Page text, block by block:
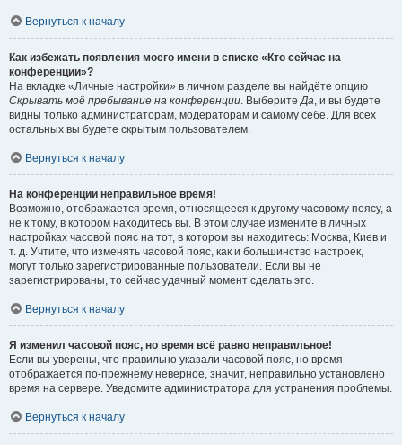
Вернуться к началу
Как избежать появления моего имени в списке «Кто сейчас на
конференции»?
На вкладке «Личные настройки» в личном разделе вы найдёте опцию
Скрывать моё пребывание на конференции . Выберите Да , и вы будете
видны только администраторам, модераторам и самому себе. Для всех
остальных вы будете скрытым пользователем.
Вернуться к началу
На конференции неправильное время!
Возможно, отображается время, относящееся к другому часовому поясу, а
не к тому, в котором находитесь вы. В этом случае измените в личных
настройках часовой пояс на тот, в котором вы находитесь: Москва, Киев и
т. д. Учтите, что изменять часовой пояс, как и большинство настроек,
могут только зарегистрированные пользователи. Если вы не
зарегистрированы, то сейчас удачный момент сделать это.
Вернуться к началу
Я изменил часовой пояс, но время всё равно неправильное!
Если вы уверены, что правильно указали часовой пояс, но время
отображается по-прежнему неверное, значит, неправильно установлено
время на сервере. Уведомите администратора для устранения проблемы.
Вернуться к началу